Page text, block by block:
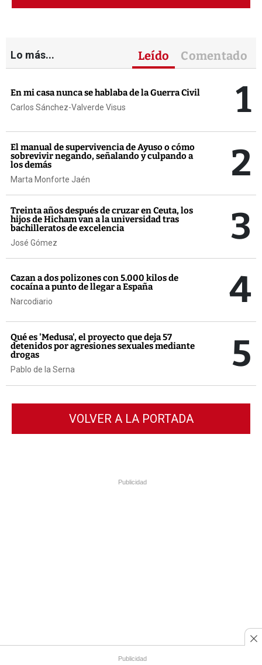
Lo más... Leído Comentado
En mi casa nunca se hablaba de la Guerra Civil
Carlos Sánchez-Valverde Visus 1
El manual de supervivencia de Ayuso o cómo
sobrevivir negando, señalando y culpando a
los demás
Marta Monforte Jaén 2
Treinta años después de cruzar en Ceuta, los
hijos de Hicham van a la universidad tras
bachilleratos de excelencia
José Gómez 3
Cazan a dos polizones con 5.000 kilos de
cocaína a punto de llegar a España
Narcodiario 4
Qué es 'Medusa', el proyecto que deja 57
detenidos por agresiones sexuales mediante
drogas
Pablo de la Serna 5
VOLVER A LA PORTADA
Publicidad
Publicidad